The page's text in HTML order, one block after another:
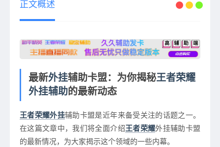
正文概述
最新外挂辅助卡盟：为你揭秘王者荣耀
外挂辅助 的最新动态
王者荣耀外挂辅助卡盟是近年来备受关注的话题之一。
在这篇文章中，我们将全面介绍 王者荣耀外挂辅助卡盟
的最新情况，为大家揭示这个领域的一些内幕。